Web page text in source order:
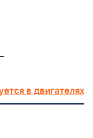
в двигателях